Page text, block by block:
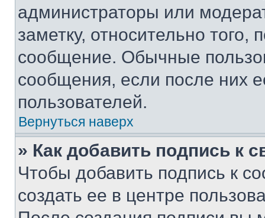
администраторы или
заметку, относительно
сообщение. Обычные
сообщения, если после них
пользователей.
Вернуться наверх
» Как добавить подпись к
Чтобы добавить подпись к
создать ее в центре